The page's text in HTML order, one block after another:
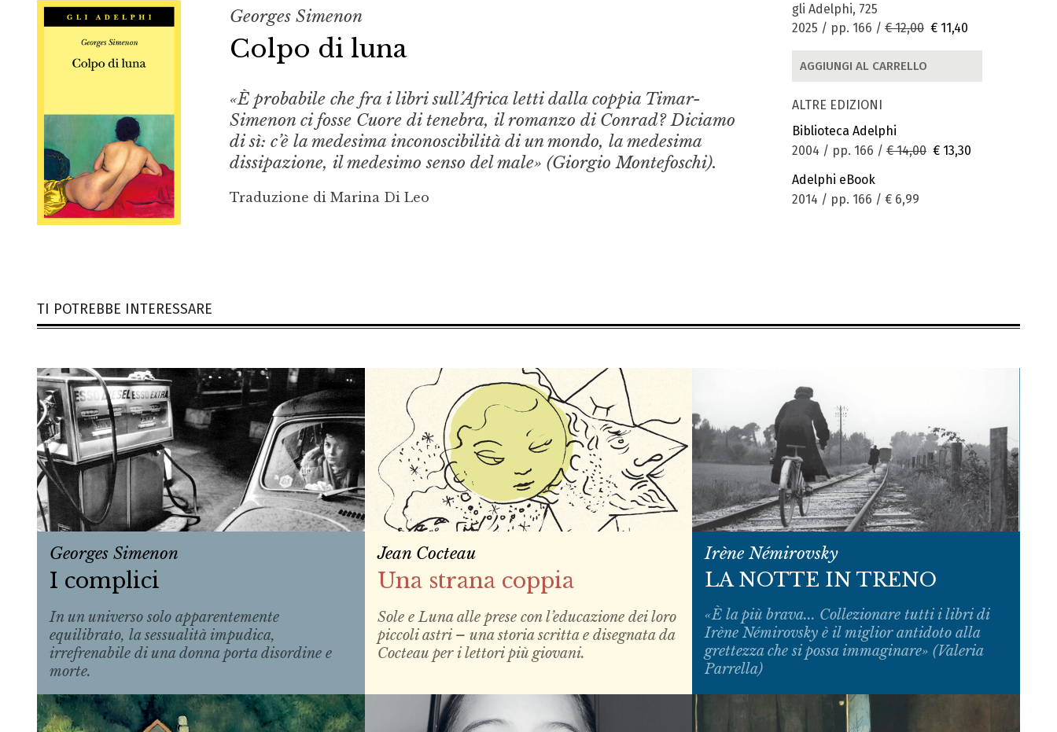
Georges Simenon
Colpo di luna
«È probabile che fra i libri sull’Africa letti dalla coppia Timar-
Simenon ci fosse Cuore di tenebra, il romanzo di Conrad? Diciamo
di sì: c’è la medesima inconoscibilità di un mondo, la medesima
dissipazione, il medesimo senso del male» (Giorgio Montefoschi).
Traduzione di Marina Di Leo
gli Adelphi, 725
2025 / pp. 166 / € 12,00 € 11,40
AGGIUNGI AL CARRELLO
ALTRE EDIZIONI
Biblioteca Adelphi
2004 / pp. 166 / € 14,00 € 13,30
Adelphi eBook
2014 / pp. 166 / € 6,99
TI POTREBBE INTERESSARE
Georges Simenon
I complici
In un universo solo apparentemente
equilibrato, la sessualità impudica,
irrefrenabile di una donna porta disordine e
morte.
Jean Cocteau
Una strana coppia
Sole e Luna alle prese con l’educazione dei loro
piccoli astri – una storia scritta e disegnata da
Cocteau per i lettori più giovani.
Irène Némirovsky
LA NOTTE IN TRENO
«È la più brava... Collezionare tutti i libri di
Irène Némirovsky è il miglior antidoto alla
grettezza che si possa immaginare» (Valeria
Parrella)